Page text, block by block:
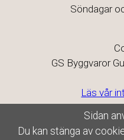
Söndagar
GS Byggvaror
Läs vår
Sidan
Du kan stänga av